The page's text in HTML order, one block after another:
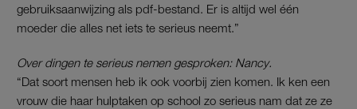
gebruiksaanwijzing als pdf-bestand. Er is altijd wel één
moeder die alles net iets te serieus neemt.”
Over dingen te serieus nemen gesproken: Nancy.
“Dat soort mensen heb ik ook voorbij zien komen. Ik ken een
vrouw die haar hulptaken op school zo serieus nam dat ze ze